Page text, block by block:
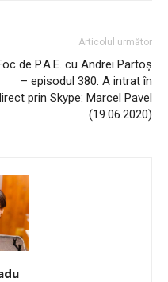
Articolul următor
de P.A.E. cu Andrei Partoș
– episodul 380. A intrat în
prin Skype: Marcel Pavel
(19.06.2020)